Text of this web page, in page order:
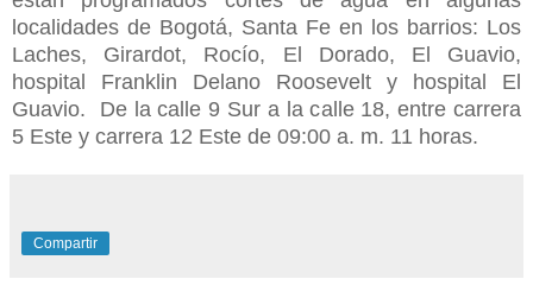
localidades de Bogotá, Santa Fe en los barrios: Los
Laches, Girardot, Rocío, El Dorado, El Guavio,
hospital Franklin Delano Roosevelt y hospital El
Guavio. De la calle 9 Sur a la calle 18, entre carrera
5 Este y carrera 12 Este de 09:00 a. m. 11 horas.
Compartir